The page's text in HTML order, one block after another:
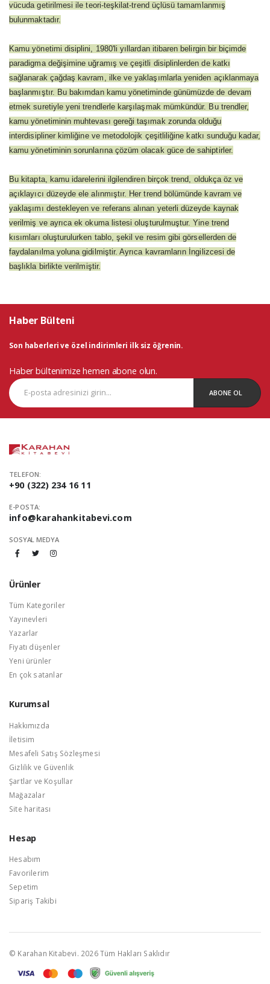
vücuda getirilmesi ile teori-teşkilat-trend üçlüsü tamamlanmış
bulunmaktadır.
Kamu yönetimi disiplini, 1980'li yıllardan itibaren belirgin bir biçimde
paradigma değişimine uğramış ve çeşitli disiplinlerden de katkı
sağlanarak çağdaş kavram, ilke ve yaklaşımlarla yeniden açıklanmaya
başlanmıştır. Bu bakımdan kamu yönetiminde günümüzde de devam
etmek suretiyle yeni trendlerle karşılaşmak mümkündür. Bu trendler,
kamu yönetiminin muhtevası gereği taşımak zorunda olduğu
interdisipliner kimliğine ve metodolojik çeşitliliğine katkı sunduğu kadar,
kamu yönetiminin sorunlarına çözüm olacak güce de sahiptirler.
Bu kitapta, kamu idarelerini ilgilendiren birçok trend, oldukça öz ve
açıklayıcı düzeyde ele alınmıştır. Her trend bölümünde kavram ve
yaklaşımı destekleyen ve referans alınan yeterli düzeyde kaynak
verilmiş ve ayrıca ek okuma listesi oluşturulmuştur. Yine trend
kısımları oluşturulurken tablo, şekil ve resim gibi görsellerden de
faydalanılma yoluna gidilmiştir. Ayrıca kavramların İngilizcesi de
başlıkla birlikte verilmiştir.
Haber Bülteni
Son haberleri ve özel indirimleri ilk siz öğrenin.
Haber bültenimize hemen abone olun.
ABONE OL
TELEFON:
+90 (322) 234 16 11
E-POSTA:
info@karahankitabevi.com
SOSYAL MEDYA
Ürünler
Tüm Kategoriler
Yayınevleri
Yazarlar
Fiyatı düşenler
Yeni ürünler
En çok satanlar
Kurumsal
Hakkımızda
İletisim
Mesafeli Satış Sözleşmesi
Gizlilik ve Güvenlik
Şartlar ve Koşullar
Mağazalar
Site haritası
Hesap
Hesabım
Favorilerim
Sepetim
Sipariş Takibi
© Karahan Kitabevi. 2026 Tüm Hakları Saklıdır